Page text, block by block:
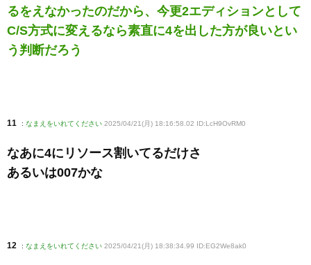
るをえなかったのだから、今更2エディションとして
C/S方式に変えるなら素直に4を出した方が良いとい
う判断だろう
11 : なまえをいれてください 2025/04/21(月) 18:16:58.02 ID:LcH9OvRM0
なあに4にリソース割いてるだけさ
あるいは007かな
12 : なまえをいれてください 2025/04/21(月) 18:38:34.99 ID:EG2We8ak0